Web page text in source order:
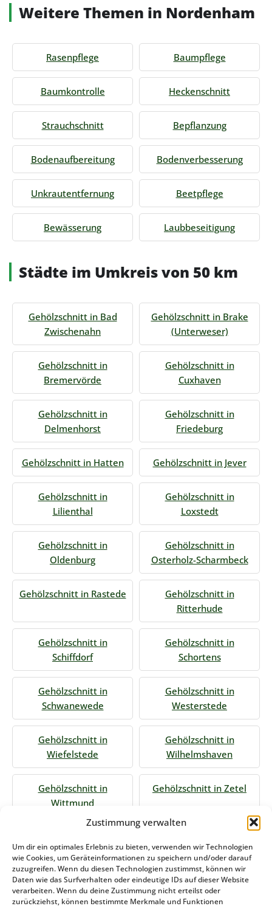
Zustimmung verwalten
Um dir ein optimales Erlebnis zu bieten, verwenden wir Technologien
wie Cookies, um Geräteinformationen zu speichern und/oder darauf
zuzugreifen. Wenn du diesen Technologien zustimmst, können wir
Daten wie das Surfverhalten oder eindeutige IDs auf dieser Website
verarbeiten. Wenn du deine Zustimmung nicht erteilst oder
zurückziehst, können bestimmte Merkmale und Funktionen
Weitere Themen in Nordenham
Rasenpflege Baumpflege
Baumkontrolle Heckenschnitt
Strauchschnitt Bepflanzung
Bodenaufbereitung Bodenverbesserung
Unkrautentfernung Beetpflege
Bewässerung Laubbeseitigung
Städte im Umkreis von 50 km
Gehölzschnitt in Bad
Zwischenahn
Gehölzschnitt in Brake
(Unterweser)
Gehölzschnitt in
Bremervörde
Gehölzschnitt in
Cuxhaven
Gehölzschnitt in
Delmenhorst
Gehölzschnitt in
Friedeburg
Gehölzschnitt in Hatten Gehölzschnitt in Jever
Gehölzschnitt in
Lilienthal
Gehölzschnitt in
Loxstedt
Gehölzschnitt in
Oldenburg
Gehölzschnitt in
Osterholz-Scharmbeck
Gehölzschnitt in Rastede
Gehölzschnitt in
Ritterhude
Gehölzschnitt in
Schiffdorf
Gehölzschnitt in
Schortens
Gehölzschnitt in
Schwanewede
Gehölzschnitt in
Westerstede
Gehölzschnitt in
Wiefelstede
Gehölzschnitt in
Wilhelmshaven
Gehölzschnitt in
Wittmund
Gehölzschnitt in Zetel
Jetzt Anfrage stellen
Zum Formular